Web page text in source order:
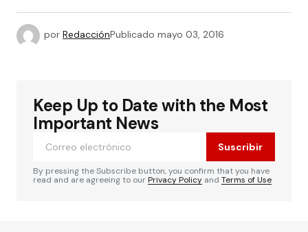
por RedacciónPublicado mayo 03, 2016
Keep Up to Date with the Most
Important News
Suscribir
By pressing the Subscribe button, you confirm that you have
read and are agreeing to ourPrivacy Policy and Terms of Use